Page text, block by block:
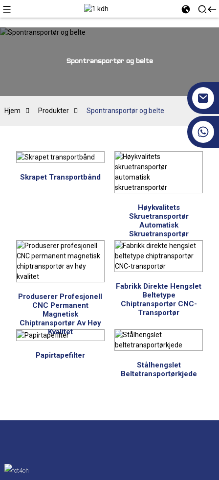
Spontransportør og belte
Hjem Produkter Spontransportør og belte
Skrapet Transportbånd
Høykvalitets
Skruetransportør
Automatisk
Skruetransportør
Produserer Profesjonell
CNC Permanent
Magnetisk
Chiptransportør Av Høy
Kvalitet
Fabrikk Direkte Hengslet
Beltetype
Chiptransportør CNC-
Transportør
Papirtapefilter
Stålhengslet
Beltetransportørkjede